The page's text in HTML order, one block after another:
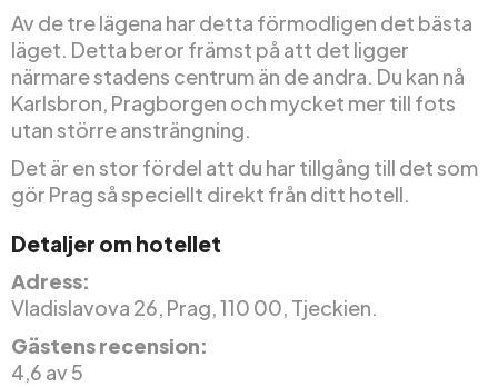
Av de tre lägena har detta förmodligen det bästa
läget. Detta beror främst på att det ligger
närmare stadens centrum än de andra. Du kan nå
Karlsbron, Pragborgen och mycket mer till fots
utan större ansträngning.
Det är en stor fördel att du har tillgång till det som
gör Prag så speciellt direkt från ditt hotell.
Detaljer om hotellet
Adress:
Vladislavova 26, Prag, 110 00, Tjeckien.
Gästens recension:
4,6 av 5